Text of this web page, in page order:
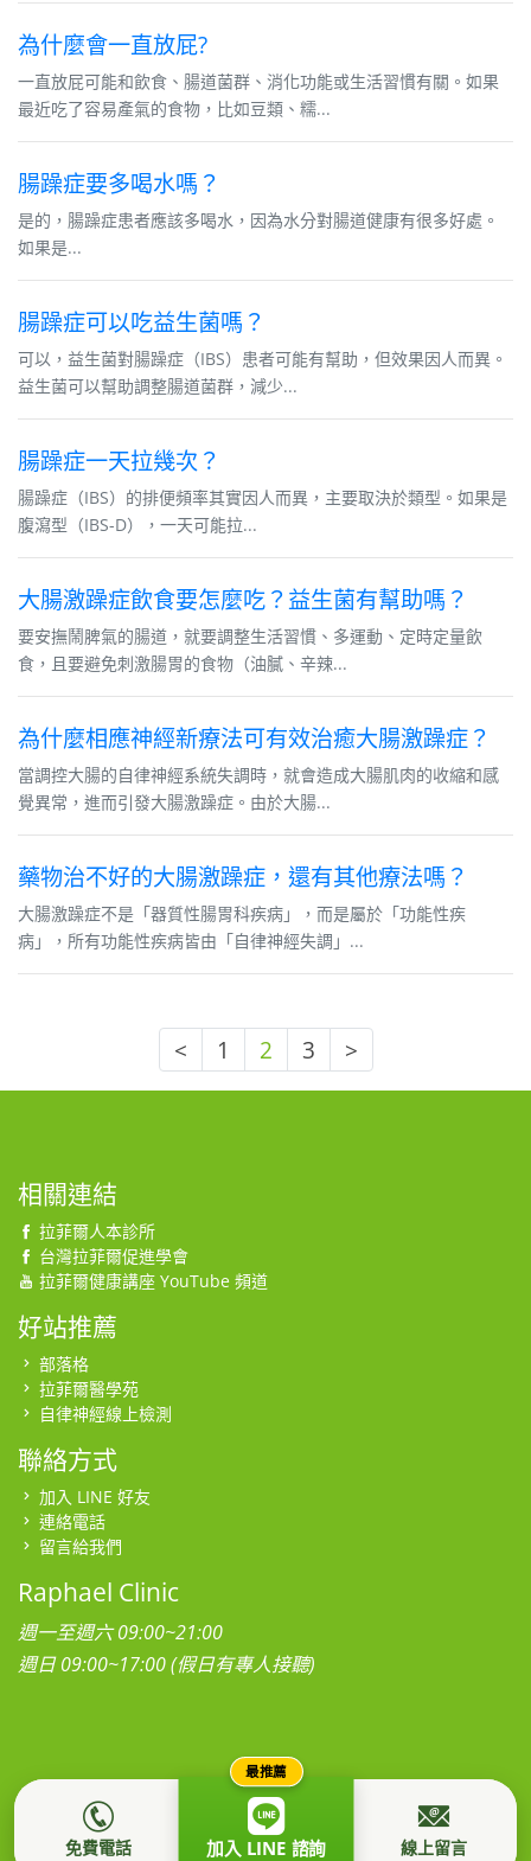
為什麼會一直放屁?
一直放屁可能和飲食、腸道菌群、消化功能或生活習慣有關。如果
最近吃了容易產氣的食物，比如豆類、糯...
腸躁症要多喝水嗎？
是的，腸躁症患者應該多喝水，因為水分對腸道健康有很多好處。
如果是...
腸躁症可以吃益生菌嗎？
可以，益生菌對腸躁症（IBS）患者可能有幫助，但效果因人而異。
益生菌可以幫助調整腸道菌群，減少...
腸躁症一天拉幾次？
腸躁症（IBS）的排便頻率其實因人而異，主要取決於類型。如果是
腹瀉型（IBS-D），一天可能拉...
大腸激躁症飲食要怎麼吃？益生菌有幫助嗎？
要安撫鬧脾氣的腸道，就要調整生活習慣、多運動、定時定量飲
食，且要避免刺激腸胃的食物（油膩、辛辣...
為什麼相應神經新療法可有效治癒大腸激躁症？
當調控大腸的自律神經系統失調時，就會造成大腸肌肉的收縮和感
覺異常，進而引發大腸激躁症。由於大腸...
藥物治不好的大腸激躁症，還有其他療法嗎？
大腸激躁症不是「器質性腸胃科疾病」，而是屬於「功能性疾
病」，所有功能性疾病皆由「自律神經失調」...
< 1 2 3 >
相關連結
拉菲爾人本診所
台灣拉菲爾促進學會
拉菲爾健康講座 YouTube 頻道
好站推薦
部落格
拉菲爾醫學苑
自律神經線上檢測
聯絡方式
加入 LINE 好友
連絡電話
留言給我們
Raphael Clinic
週一至週六 09:00~21:00
週日 09:00~17:00 (假日有專人接聽)
本網站為社團法人台灣拉菲爾健康促進學會所有，所有影音、圖
片、肖像及著作權均屬本站所有，禁止任意轉載。隱私權政策
免費電話
最推薦
加入 LINE 諮詢 線上留言